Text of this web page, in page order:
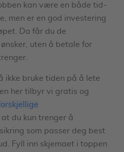
kan være en både tid-
men er en god investering
Da får du de
uten å betale for
ikke bruke tiden på å lete
her tilbyr vi gratis og
at du kun trenger å
som passer deg best
Fyll inn skjemaet i toppen